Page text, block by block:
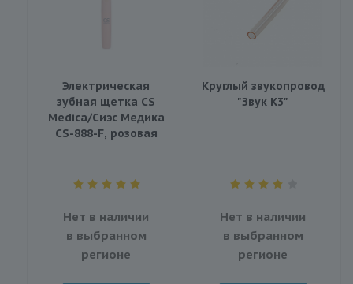
Электрическая
зубная щетка CS
Medica/Сиэс Медика
CS-888-F, розовая
Нет в наличии
в выбранном
регионе
Круглый звукопровод
"Звук К3"
Нет в наличии
в выбранном
регионе